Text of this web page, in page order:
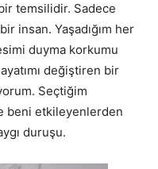
temsilidir. Sadece
insan. Yaşadığım her
duyma korkumu
değiştiren bir
Seçtiğim
beni etkileyenlerden
duruşu.